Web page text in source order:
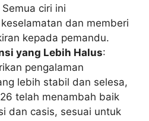
ciri ini
dan memberi
kepada pemandu.
yang Lebih Halus:
pengalaman
lebih stabil dan selesa,
telah menambah baik
dan casis, sesuai untuk